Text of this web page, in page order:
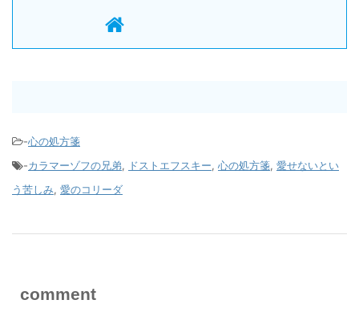
-心の処方箋
-カラマーゾフの兄弟, ドストエフスキー, 心の処方箋, 愛せないとい
う苦しみ, 愛のコリーダ
comment